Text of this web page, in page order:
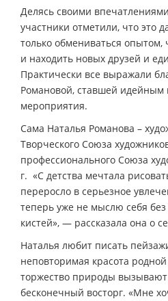
Делясь своими
участники отметили, что это
только обмениваться
и находить новых друзей и
Практически все выражали
Романовой, ставшей идейным
мероприятия.
Сама Наталья Романова –
Творческого Союза
профессионального Союза
г. «С детства мечтала
переросло в серьезное
теперь уже не мыслю себя без
кистей», — рассказала она о
Наталья любит писать
неповторимая красота
торжество природы
бесконечный восторг. «Мне